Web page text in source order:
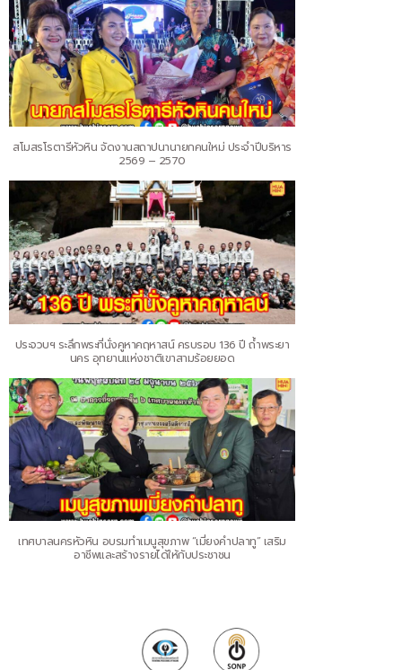
สโมสรโรตารีหัวหิน จัดงานสถาปนานายกคนใหม่ ประจำปีบริหาร
2569 – 2570
ประจวบฯ ระลึกพระที่นั่งคูหาคฤหาสน์ ครบรอบ 136 ปี ถ้ำพระยา
นคร อุทยานแห่งชาติเขาสามร้อยยอด
เทศบาลนครหัวหิน อบรมทำเมนูสุขภาพ “เมี่ยงคำปลาทู” เสริม
อาชีพและสร้างรายได้ให้กับประชาชน